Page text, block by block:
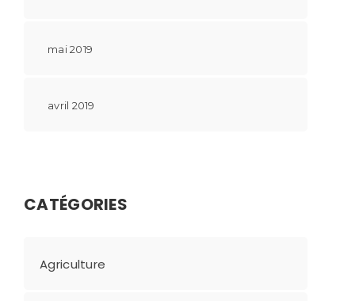
mai 2019
avril 2019
CATÉGORIES
Agriculture